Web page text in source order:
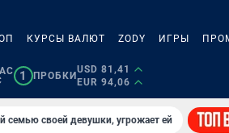
КУРСЫ ВАЛЮТ ZODY ИГРЫ
1 ПРОБКИ
USD 81,41
EUR 94,06
семью своей девушки, угрожает ей